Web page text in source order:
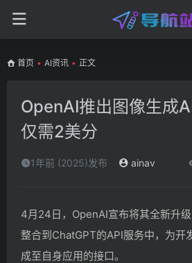
首页 • AI资讯 • 正文
OpenAI推出图像生成
仅需2美分
1年前 (2025)发布 ainav
4月24日，OpenAI宣布将其全新升
整合到ChatGPT的API服务中，为开
成至自身应用的接口。